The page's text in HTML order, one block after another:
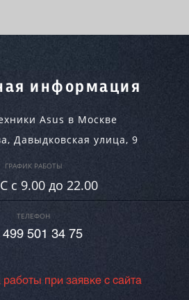
информация
Asus в Москве
, Давыдковская улица, 9
ГРАФИК РАБОТЫ
c 9.00 до 22.00
ТЕЛЕФОН
499 501 34 75
работы при заявке с сайта